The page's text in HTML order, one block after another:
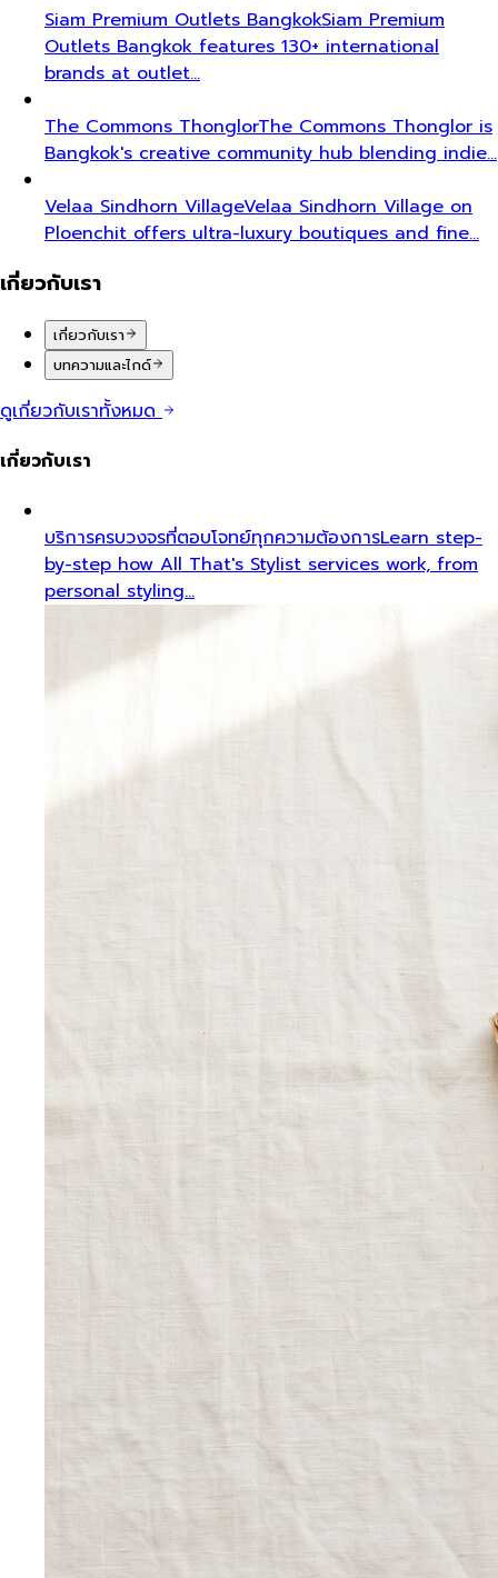
Siam Premium Outlets BangkokSiam Premium
Outlets Bangkok features 130+ international
brands at outlet…
The Commons ThonglorThe Commons Thonglor is
Bangkok's creative community hub blending indie…
Velaa Sindhorn VillageVelaa Sindhorn Village on
Ploenchit offers ultra-luxury boutiques and fine…
เกี่ยวกับเรา
เกี่ยวกับเรา
บทความและไกด์
ดูเกี่ยวกับเราทั้งหมด
เกี่ยวกับเรา
บริการครบวงจรที่ตอบโจทย์ทุกความต้องการLearn step-
by-step how All That's Stylist services work, from
personal styling…